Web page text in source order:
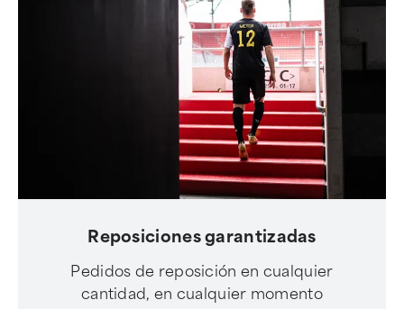
Reposiciones garantizadas
Pedidos de reposición en cualquier
cantidad, en cualquier momento